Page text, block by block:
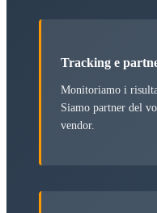
Tracking e
Monitoriamo i
Siamo partner del
vendor.